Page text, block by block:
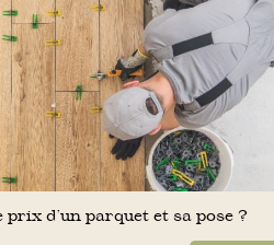
prix d’un parquet et sa pose ?